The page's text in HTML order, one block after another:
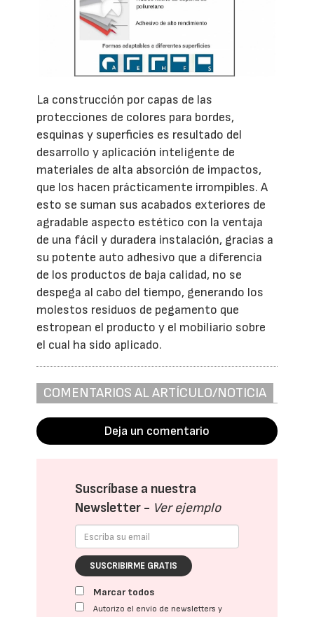
La construcción por capas de las
protecciones de colores para bordes,
esquinas y superficies es resultado del
desarrollo y aplicación inteligente de
materiales de alta absorción de impactos,
que los hacen prácticamente irrompibles. A
esto se suman sus acabados exteriores de
agradable aspecto estético con la ventaja
de una fácil y duradera instalación, gracias a
su potente auto adhesivo que a diferencia
de los productos de baja calidad, no se
despega al cabo del tiempo, generando los
molestos residuos de pegamento que
estropean el producto y el mobiliario sobre
el cual ha sido aplicado.
COMENTARIOS AL ARTÍCULO/NOTICIA
Deja un comentario
Suscríbase a nuestra
Newsletter - Ver ejemplo
SUSCRIBIRME GRATIS
Marcar todos
Autorizo el envío de newsletters y